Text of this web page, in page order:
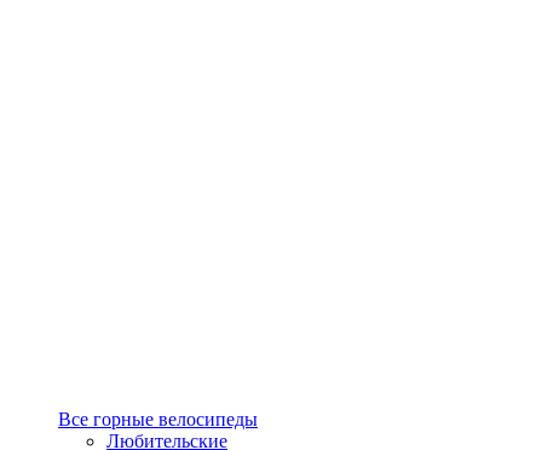
Все горные велосипеды
Любительские